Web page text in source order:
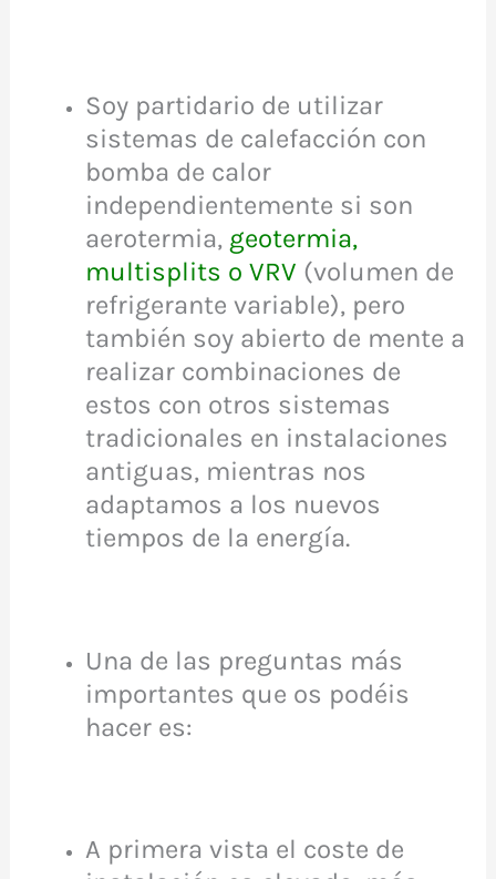
Soy partidario de utilizar
sistemas de calefacción con
bomba de calor
independientemente si son
aerotermia, geotermia,
multisplits o VRV (volumen de
refrigerante variable), pero
también soy abierto de mente a
realizar combinaciones de
estos con otros sistemas
tradicionales en instalaciones
antiguas, mientras nos
adaptamos a los nuevos
tiempos de la energía.
Una de las preguntas más
importantes que os podéis
hacer es:
A primera vista el coste de